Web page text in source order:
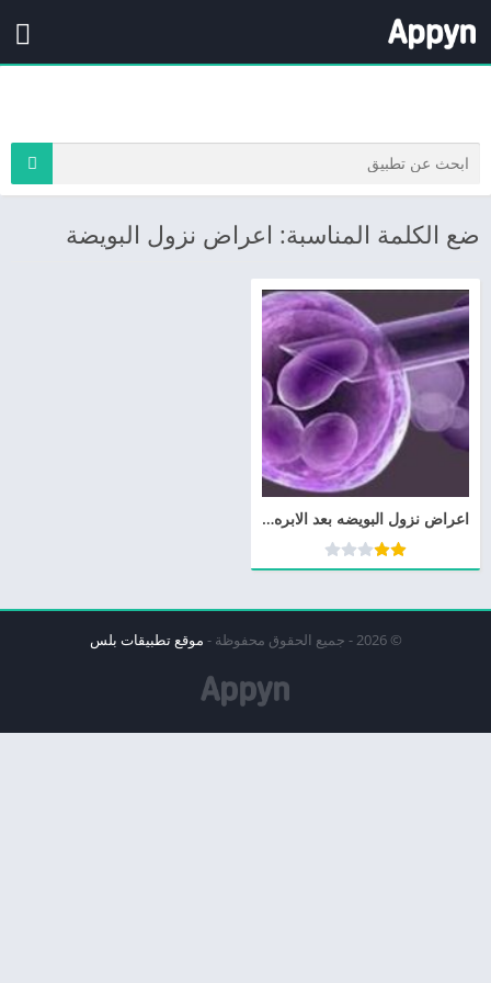
ضع الكلمة المناسبة: اعراض نزول البويضة
اعراض نزول البويضه بعد الابره التفجيريه
© 2026 - جميع الحقوق محفوظة - موقع تطبيقات بلس